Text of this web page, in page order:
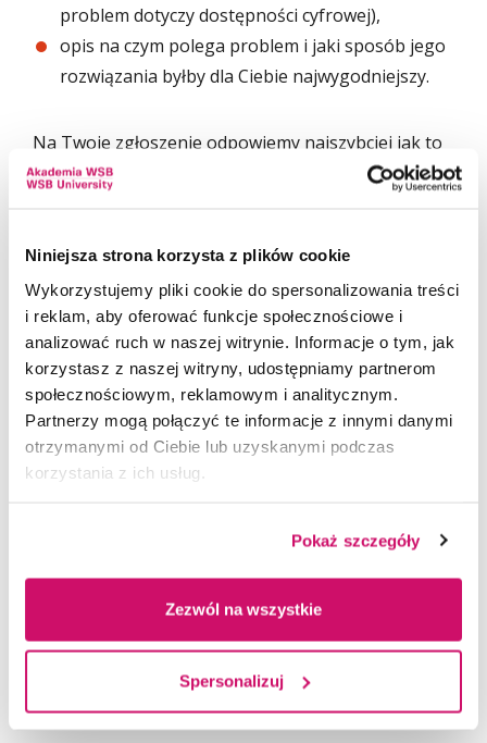
Niniejsza strona korzysta z plików cookie
Wykorzystujemy pliki cookie do spersonalizowania treści
i reklam, aby oferować funkcje społecznościowe i
analizować ruch w naszej witrynie. Informacje o tym, jak
korzystasz z naszej witryny, udostępniamy partnerom
społecznościowym, reklamowym i analitycznym.
Partnerzy mogą połączyć te informacje z innymi danymi
otrzymanymi od Ciebie lub uzyskanymi podczas
korzystania z ich usług.
Pokaż szczegóły
Zezwól na wszystkie
Spersonalizuj
problem dotyczy dostępności cyfrowej),
opis na czym polega problem i jaki sposób jego
rozwiązania byłby dla Ciebie najwygodniejszy.
Na Twoje zgłoszenie odpowiemy najszybciej jak to
możliwe, nie później niż w ciągu 7 dni od jego
otrzymania.
Jeżeli ten termin będzie dla nas zbyt krótki
poinformujemy Cię o tym. W tej informacji podamy
nowy termin, do którego poprawimy zgłoszone
przez Ciebie niedogodności lub zaproponujemy
zapewnienie dostępności w alternatywny sposób.
Ten nowy termin nie będzie dłuższy niż 2 miesiące.
Jeżeli nie będziemy w stanie zapewnić dostępności
cyfrowej, informacyjno-komunikacyjnej lub
architektonicznej, wskazanej w Twoim żądaniu,
Obsługa wniosków
i skarg związanych
z dostępnością